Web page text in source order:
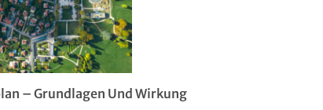
– Grundlagen Und Wirkung